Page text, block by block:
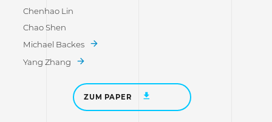
Chenhao Lin
Chao Shen
Michael Backes
Yang Zhang
ZUM PAPER